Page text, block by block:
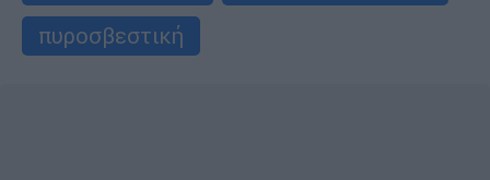
πυροσβεστική